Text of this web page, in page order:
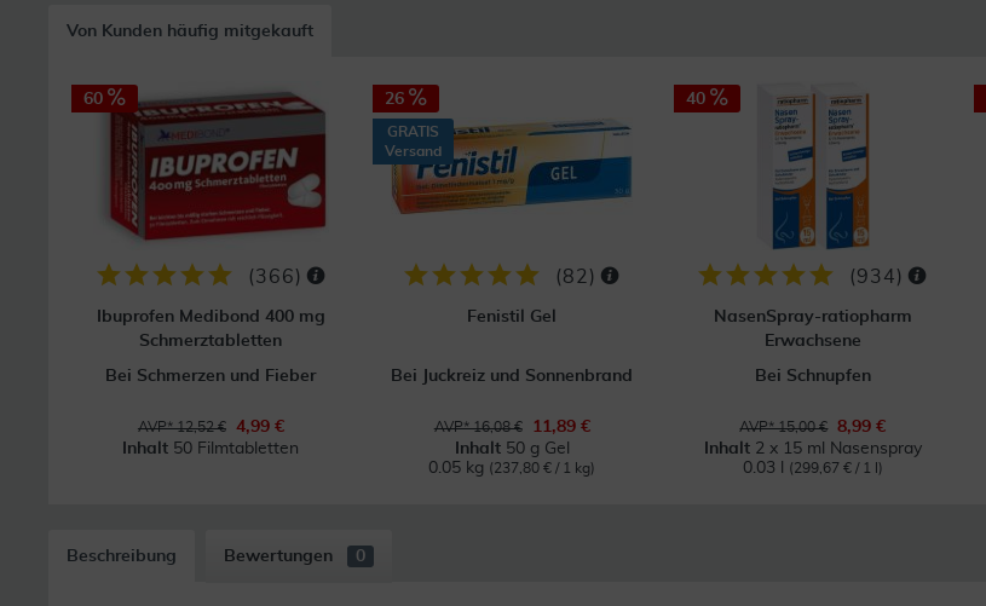
Von Kunden häufig mitgekauft
60
(366)
Ibuprofen Medibond 400 mg
Schmerztabletten
Bei Schmerzen und Fieber
AVP* 12,52 €
4,99 €
Inhalt 50 Filmtabletten
26
GRATIS
Versand
(82 )
Fenistil Gel
Bei Juckreiz und Sonnenbrand
AVP* 16,08 €
11,89 €
Inhalt 50 g Gel
0.05 kg (237,80 € / 1 kg)
40
(934)
NasenSpray-ratiopharm
Erwachsene
Bei Schnupfen
AVP* 15,00 €
8,99 €
Inhalt 2 x 15 ml Nasenspray
0.03 l
(299,67 € / 1 l)
Beschreibung Bewertungen 0